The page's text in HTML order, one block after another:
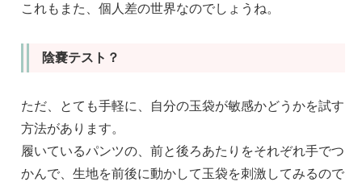
これもまた、個人差の世界なのでしょうね。
陰嚢テスト？
ただ、とても手軽に、自分の玉袋が敏感かどうかを試す
方法があります。
履いているパンツの、前と後ろあたりをそれぞれ手でつ
かんで、生地を前後に動かして玉袋を刺激してみるので